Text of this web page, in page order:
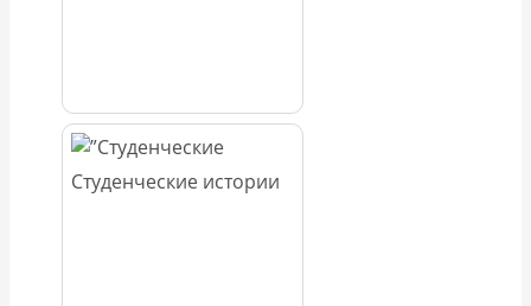
Студенческие истории